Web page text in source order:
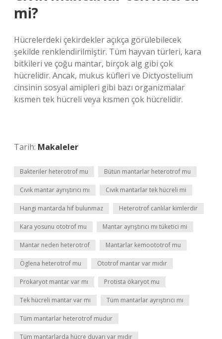
mi?
Hücrelerdeki çekirdekler açıkça görülebilecek
şekilde renklendirilmiştir. Tüm hayvan türleri, kara
bitkileri ve çoğu mantar, birçok alg gibi çok
hücrelidir. Ancak, mukus küfleri ve Dictyostelium
cinsinin sosyal amipleri gibi bazı organizmalar
kısmen tek hücreli veya kısmen çok hücrelidir.
Tarih: Makaleler
Bakteriler heterotrof mu Bütün mantarlar heterotrof mu
Cıvık mantar ayrıştırıcı mı Cıvık mantarlar tek hücreli mi
Hangi mantarda hif bulunmaz Heterotrof canlılar kimlerdir
Kara yosunu ototrof mu Mantar ayrıştırıcı mı tüketici mi
Mantar neden heterotrof Mantarlar kemoototrof mu
Öglena heterotrof mu Ototrof mantar var mıdır
Prokaryot mantar var mı Protista ökaryot mu
Tek hücreli mantar var mı Tüm mantarlar ayrıştırıcı mı
Tüm mantarlar heterotrof mudur
Tüm mantarlarda hücre duvarı var mıdır